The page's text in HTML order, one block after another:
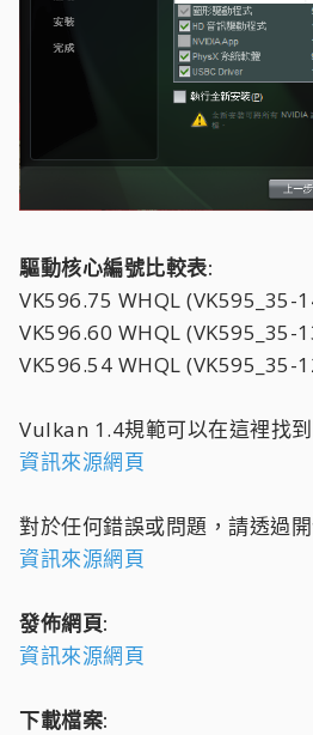
驅動核心編號比較表:
VK596.75 WHQL (VK595_35-
VK596.60 WHQL (VK595_35-
VK596.54 WHQL (VK595_35-
Vulkan 1.4規範可以在這裡找
資訊來源網頁
對於任何錯誤或問題，請透過
資訊來源網頁
發佈網頁:
資訊來源網頁
下載檔案: